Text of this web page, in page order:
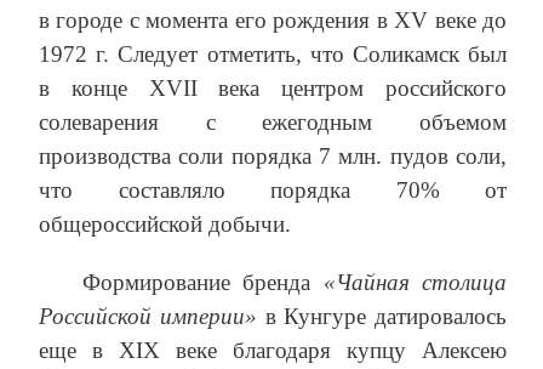
в городе с момента его рождения в XV веке до
1972 г. Следует отметить, что Соликамск был
в конце XVII века центром российского
солеварения с ежегодным объемом
производства соли порядка 7 млн. пудов соли,
что составляло порядка 70% от
общероссийской добычи.
Формирование бренда «Чайная столица
Российской империи» в Кунгуре датировалось
еще в XIX веке благодаря купцу Алексею